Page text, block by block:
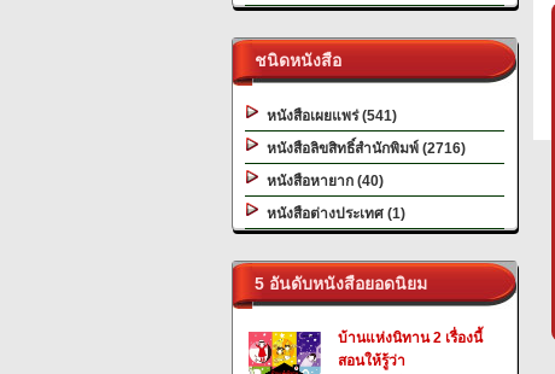
ชนิดหนังสือ
หนังสือเผยแพร่ (541)
หนังสือลิขสิทธิ์สำนักพิมพ์ (2716)
หนังสือหายาก (40)
หนังสือต่างประเทศ (1)
5 อันดับหนังสือยอดนิยม
บ้านแห่งนิทาน 2 เรื่องนี้
สอนให้รู้ว่า